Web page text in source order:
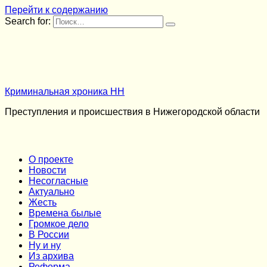
Перейти к содержанию
Search for:
Криминальная хроника НН
Преступления и происшествия в Нижегородской области
О проекте
Новости
Несогласные
Актуально
Жесть
Времена былые
Громкое дело
В России
Ну и ну
Из архива